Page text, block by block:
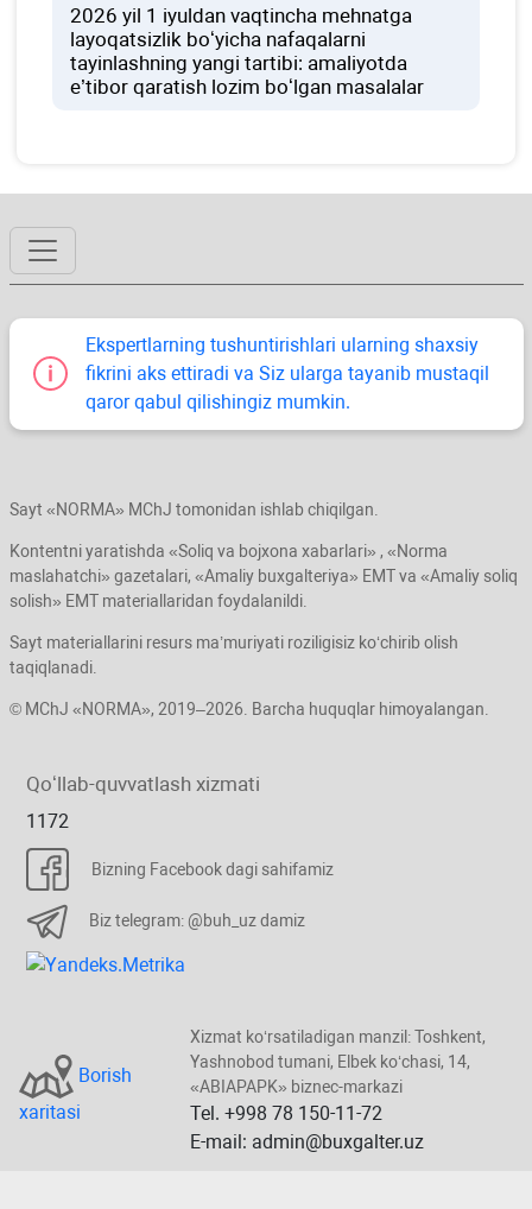
2026 yil 1 iyuldan vaqtincha mehnatga
layoqatsizlik boʻyicha nafaqalarni
tayinlashning yangi tartibi: amaliyotda
e’tibor qaratish lozim boʻlgan masalalar
Ekspertlarning tushuntirishlari ularning shaхsiy
fikrini aks ettiradi va Siz ularga tayanib mustaqil
qaror qabul qilishingiz mumkin.
Sayt «NORMA» MChJ tomonidan ishlab chiqilgan.
Kontentni yaratishda «Soliq va bojхona хabarlari» , «Norma
maslahatchi» gazetalari, «Amaliy buхgalteriya» EMT va «Amaliy soliq
solish» EMT materiallaridan foydalanildi.
Sayt materiallarini resurs ma’muriyati roziligisiz koʻchirib olish
taqiqlanadi.
© MChJ «NORMA», 2019–2026. Barcha huquqlar himoyalangan.
Qoʻllab-quvvatlash хizmati
1172
Bizning Facebook dagi sahifamiz
Biz telegram: @buh_uz damiz
Borish
хaritasi
Xizmat koʻrsatiladigan manzil: Toshkent,
Yashnobod tumani, Elbek koʻchasi, 14,
«ABIAPAPK» biznec-markazi
Tel. +998 78 150-11-72
E-mail: admin@buxgalter.uz